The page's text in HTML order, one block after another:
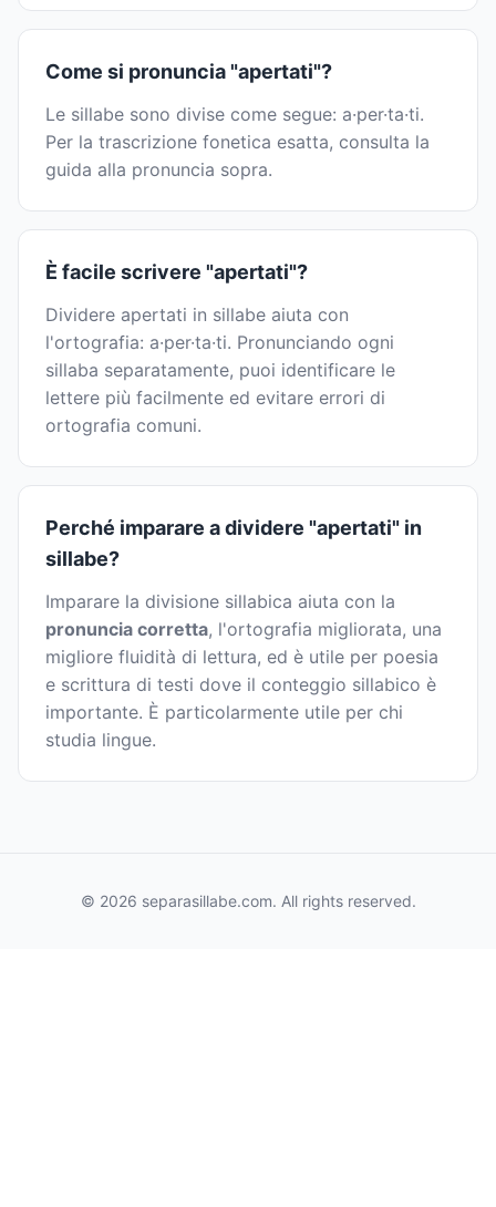
Come si pronuncia "apertati"?
Le sillabe sono divise come segue: a·per·ta·ti.
Per la trascrizione fonetica esatta, consulta la
guida alla pronuncia sopra.
È facile scrivere "apertati"?
Dividere apertati in sillabe aiuta con
l'ortografia: a·per·ta·ti. Pronunciando ogni
sillaba separatamente, puoi identificare le
lettere più facilmente ed evitare errori di
ortografia comuni.
Perché imparare a dividere "apertati" in
sillabe?
Imparare la divisione sillabica aiuta con la
pronuncia corretta, l'ortografia migliorata, una
migliore fluidità di lettura, ed è utile per poesia
e scrittura di testi dove il conteggio sillabico è
importante. È particolarmente utile per chi
studia lingue.
© 2026 separasillabe.com. All rights reserved.